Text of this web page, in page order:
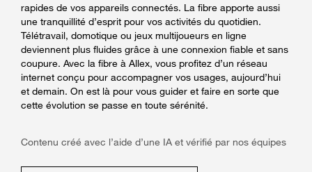
rapides de vos appareils connectés. La fibre apporte aussi
une tranquillité d’esprit pour vos activités du quotidien.
Télétravail, domotique ou jeux multijoueurs en ligne
deviennent plus fluides grâce à une connexion fiable et sans
coupure. Avec la fibre à Allex, vous profitez d’un réseau
internet conçu pour accompagner vos usages, aujourd’hui
et demain. On est là pour vous guider et faire en sorte que
cette évolution se passe en toute sérénité.
Contenu créé avec l’aide d’une IA et vérifié par nos équipes